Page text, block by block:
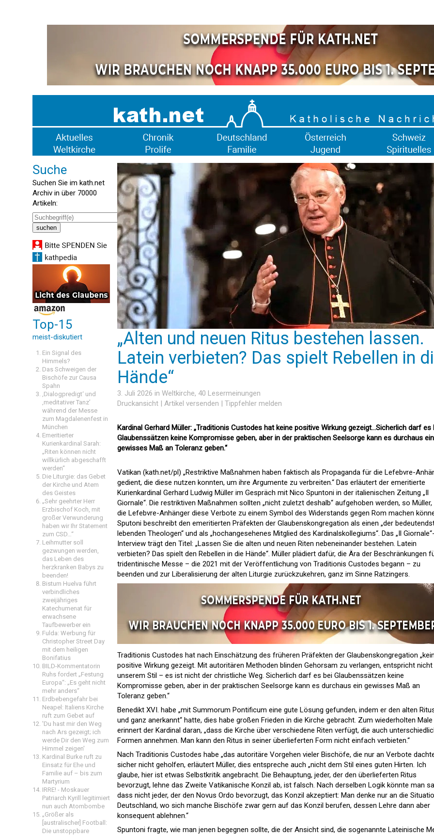
Suche
Suchen Sie im kath.net
Archiv in über 70000
Artikeln:
Top-15
meist-diskutiert
Ein Signal des
Himmels?
Das Schweigen der
Bischöfe zur Causa
Spahn
‚Dialogpredigt‘ und
‚meditativer Tanz’
während der Messe
zum Magdalenenfest in
München
Emeritierter
Kurienkardinal Sarah:
„Riten können nicht
willkürlich abgeschafft
werden“
Die Liturgie: das Gebet
der Kirche und Atem
des Geistes
„Sehr geehrter Herr
Erzbischof Koch, mit
großer Verwunderung
haben wir Ihr Statement
zum CSD…“
Leihmutter soll
gezwungen werden,
das Leben des
herzkranken Babys zu
beenden!
Bistum Huelva führt
verbindliches
zweijähriges
Katechumenat für
erwachsene
Taufbewerber ein
Fulda: Werbung für
Christopher Street Day
mit dem heiligen
Bonifatius
BILD-Kommentatorin
Ruhs fordert „Festung
Europa“: „Es geht nicht
mehr anders“
Erdbebengefahr bei
Neapel: Italiens Kirche
ruft zum Gebet auf
'Du hast mir den Weg
nach Ars gezeigt; ich
werde Dir den Weg zum
Himmel zeigen'
Kardinal Burke ruft zu
Einsatz für Ehe und
Familie auf – bis zum
Martyrium
IRRE! - Moskauer
Patriarch Kyrill legitimiert
nun auch Atombombe
„Größer als
[australischer] Football:
Die unstoppbare
„Alten und neuen Ritus bestehen lassen.
Latein verbieten? Das spielt Rebellen in
Hände“
3. Juli 2026 in Weltkirche, 40 Lesermeinungen
Druckansicht | Artikel versenden | Tippfehler melden
Kardinal Gerhard Müller: „Traditionis Custodes hat keine positive Wirkung gezeigt…Sicherlich darf es
Glaubenssätzen keine Kompromisse geben, aber in der praktischen Seelsorge kann es durchaus ein
gewisses Maß an Toleranz geben.“
Vatikan (kath.net/pl) „Restriktive Maßnahmen haben faktisch als Propaganda für die Lefebvre-
gedient, die diese nutzen konnten, um ihre Argumente zu verbreiten.“ Das erläutert der emeritierte
Kurienkardinal Gerhard Ludwig Müller im Gespräch mit Nico Spuntoni in der italienischen Zeitung „Il
Giornale“. Die restriktiven Maßnahmen sollten „nicht zuletzt deshalb“ aufgehoben werden, so Müller,
die Lefebvre-Anhänger diese Verbote zu einem Symbol des Widerstands gegen Rom machen
Sputoni beschreibt den emeritierten Präfekten der Glaubenskongregation als einen „der
lebenden Theologen“ und als „hochangesehenes Mitglied des Kardinalskollegiums“. Das „Il
Interview trägt den Titel: „Lassen Sie die alten und neuen Riten nebeneinander bestehen. Latein
verbieten? Das spielt den Rebellen in die Hände“. Müller plädiert dafür, die Ära der Beschränkungen
tridentinische Messe – die 2021 mit der Veröffentlichung von Traditionis Custodes begann – zu
beenden und zur Liberalisierung der alten Liturgie zurückzukehren, ganz im Sinne Ratzingers.
Traditionis Custodes hat nach Einschätzung des früheren Präfekten der Glaubenskongregation
positive Wirkung gezeigt. Mit autoritären Methoden blinden Gehorsam zu verlangen, entspricht nicht
unserem Stil – es ist nicht der christliche Weg. Sicherlich darf es bei Glaubenssätzen keine
Kompromisse geben, aber in der praktischen Seelsorge kann es durchaus ein gewisses Maß an
Toleranz geben.“
Benedikt XVI. habe „mit Summorum Pontificum eine gute Lösung gefunden, indem er den alten
und ganz anerkannt“ hatte, dies habe großen Frieden in die Kirche gebracht. Zum wiederholten Male
erinnert der Kardinal daran, „dass die Kirche über verschiedene Riten verfügt, die auch
Formen annehmen. Man kann den Ritus in seiner überlieferten Form nicht einfach verbieten.“
Nach Traditionis Custodes habe „das autoritäre Vorgehen vieler Bischöfe, die nur an Verbote
sicher nicht geholfen, erläutert Müller, dies entspreche auch „nicht dem Stil eines guten Hirten. Ich
glaube, hier ist etwas Selbstkritik angebracht. Die Behauptung, jeder, der den überlieferten Ritus
bevorzugt, lehne das Zweite Vatikanische Konzil ab, ist falsch. Nach derselben Logik könnte man
dass nicht jeder, der den Novus Ordo bevorzugt, das Konzil akzeptiert: Man denke nur an die
Deutschland, wo sich manche Bischöfe zwar gern auf das Konzil berufen, dessen Lehre dann aber
konsequent ablehnen.“
Spuntoni fragte, wie man jenen begegnen sollte, die der Ansicht sind, die sogenannte Lateinische